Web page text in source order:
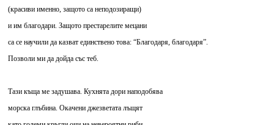
(красиви именно, защото са неподозиращи)
и им благодари. Защото престарелите мецани
са се научили да казват единствено това: “Благодаря, благодаря”.
Позволи ми да дойда със теб.
Тази къща ме задушава. Кухнята дори наподобява
морска глъбина. Окачени джезветата лъщят